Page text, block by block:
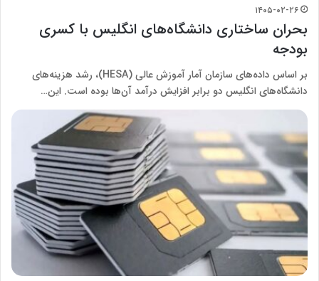
۱۴۰۵-۰۲-۲۶
بحران ساختاری دانشگاه‌های انگلیس با کسری
بودجه
بر اساس داده‌های سازمان آمار آموزش عالی (HESA)، رشد هزینه‌های
دانشگاه‌های انگلیس دو برابر افزایش درآمد آن‌ها بوده است. این…